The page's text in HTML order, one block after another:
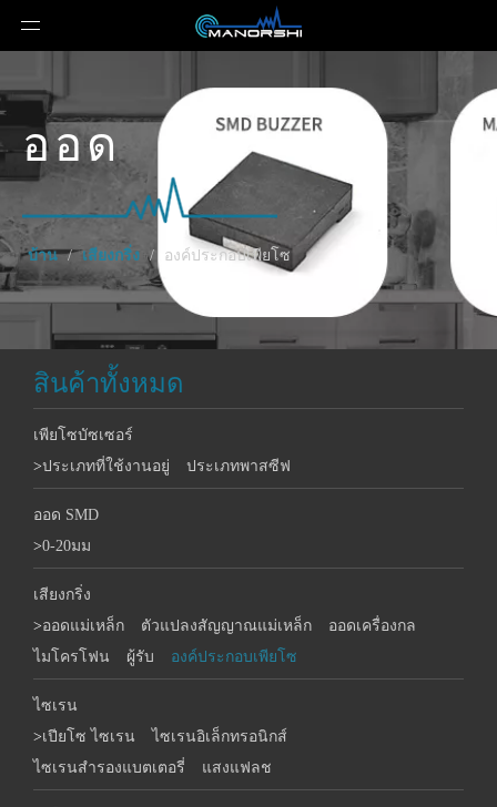
ออด
บ้าน / เสียงกริ่ง / องค์ประกอบเพียโซ
สินค้าทั้งหมด
เพียโซบัซเซอร์
>ประเภทที่ใช้งานอยู่ ประเภทพาสซีฟ
ออด SMD
>0-20มม
เสียงกริ่ง
>ออดแม่เหล็ก ตัวแปลงสัญญาณแม่เหล็ก
ออดเครื่องกล
ไมโครโฟน
ผู้รับ องค์ประกอบเพียโซ
ไซเรน
>เปียโซ ไซเรน
ไซเรนอิเล็กทรอนิกส์
ไซเรนสำรองแบตเตอรี่
แสงแฟลช